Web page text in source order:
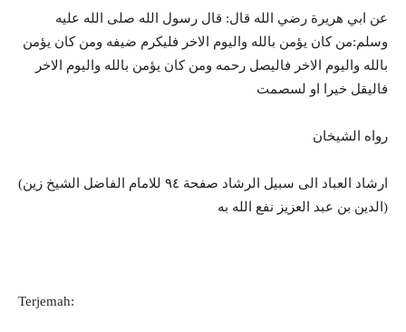
عن ابي هريرة رضي الله قال: قال رسول الله صلى الله عليه
وسلم:من كان يؤمن بالله واليوم الاخر فليكرم ضيفه ومن كان يؤمن
بالله واليوم الاخر فاليصل رحمه ومن كان يؤمن بالله واليوم الاخر
فاليقل خيرا او لسصمت
رواه الشيخان
(ارشاد العباد الى سبيل الرشاد صفحة ٩٤ للامام الفاضل الشيخ زين
الدين بن عبد العزيز نفع الله به)
Terjemah: